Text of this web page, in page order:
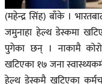
सूचना-
प्रवधि
(महेन्द्र सिंह) बाँके ।
जमुनाहा हेल्थ डेस्कमा
पुगेका छन् । नाकामै
खटिएका १७ जना
हेल्थ डेस्कमै खटिएका